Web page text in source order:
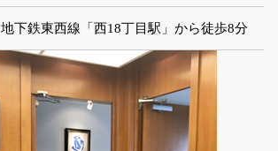
地下鉄東西線「西18丁目駅」から徒歩8分